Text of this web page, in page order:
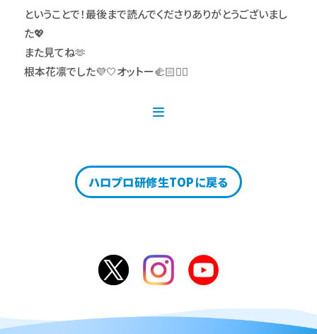
ということで！最後まで読んでくださりありがとうございまし
た💖
また見てね🫶
根本花凛でした💜🤍オットー🫲🏻✋🏻
ハロプロ研修生TOPに戻る